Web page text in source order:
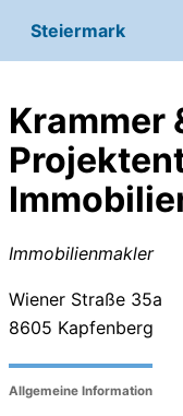
Steiermark
Krammer
Immobilienmakler
Wiener Straße 35a
8605 Kapfenberg
Allgemeine Information